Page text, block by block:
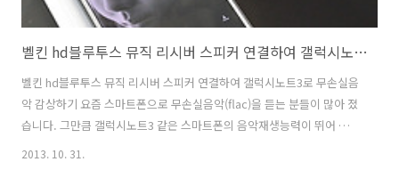
벨킨 hd블루투스 뮤직 리시버 스피커 연결하여 갤럭시노트3로 무손실음악 감상하기
벨킨 hd블루투스 뮤직 리시버 스피커 연결하여 갤럭시노트3로 무손실음
악 감상하기 요즘 스마트폰으로 무손실음악(flac)을 듣는 분들이 많아 졌
습니다. 그만큼 갤럭시노트3 같은 스마트폰의 음악재생능력이 뛰어 나졌
다는 말인데요. 스마트폰에 딱맞는 이어폰은 많아도 스피커는 블루투스
2013. 10. 31.